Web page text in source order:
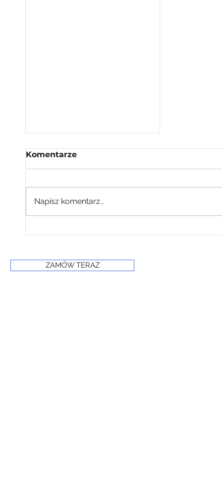
suchego lodu
Komentarze
Napisz komentarz...
ZAMÓW TERAZ